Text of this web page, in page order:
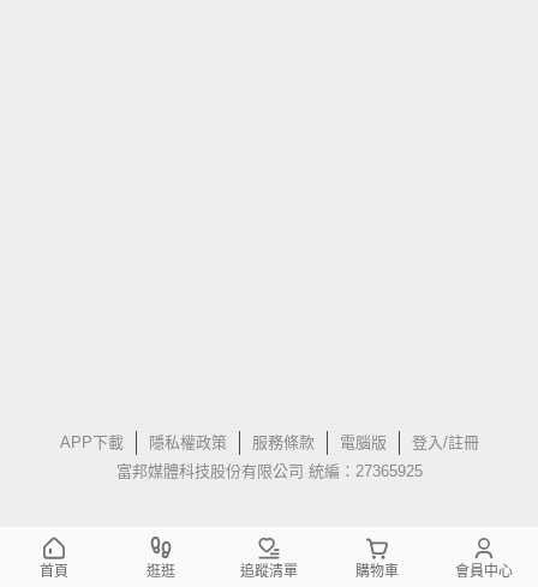
APP下載 隱私權政策 服務條款 電腦版
登入/註冊
富邦媒體科技股份有限公司 統編：27365925
首頁 逛逛 追蹤清單 購物車 會員中心